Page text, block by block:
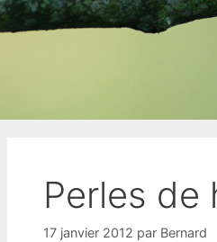
Perles de
17 janvier 2012 par Bernard